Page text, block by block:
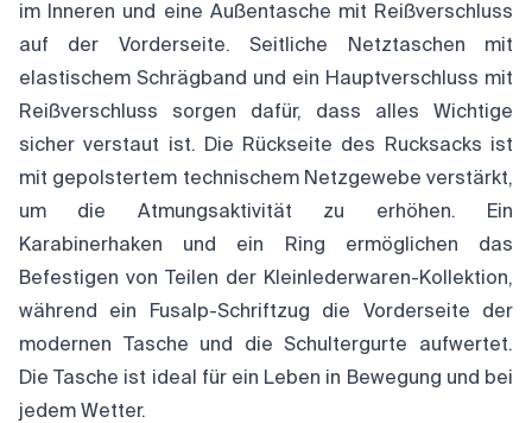
im Inneren und eine Außentasche mit Reißverschluss
auf der Vorderseite. Seitliche Netztaschen mit
elastischem Schrägband und ein Hauptverschluss mit
Reißverschluss sorgen dafür, dass alles Wichtige
sicher verstaut ist. Die Rückseite des Rucksacks ist
mit gepolstertem technischem Netzgewebe verstärkt,
um die Atmungsaktivität zu erhöhen. Ein
Karabinerhaken und ein Ring ermöglichen das
Befestigen von Teilen der Kleinlederwaren-Kollektion,
während ein Fusalp-Schriftzug die Vorderseite der
modernen Tasche und die Schultergurte aufwertet.
Die Tasche ist ideal für ein Leben in Bewegung und bei
jedem Wetter.